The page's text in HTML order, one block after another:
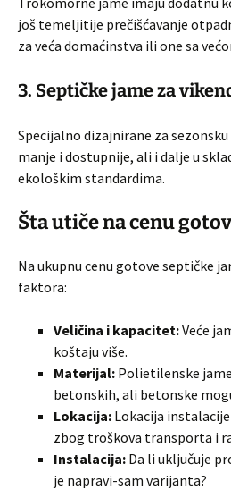
još temeljitije prečišćavanje
za veća domaćinstva ili one sa
3. Septičke jame za
Specijalno dizajnirane za
manje i dostupnije, ali i dalje u
ekološkim standardima.
Šta utiče na cenu
Na ukupnu cenu gotove septičke
faktora:
Veličina i kapacitet:Veće
koštaju više.
Materijal: Polietilenske
betonskih, ali betonske
Lokacija: Lokacija
zbog troškova transporta i
Instalacija: Da li uključuje
je napravi-sam varijanta?